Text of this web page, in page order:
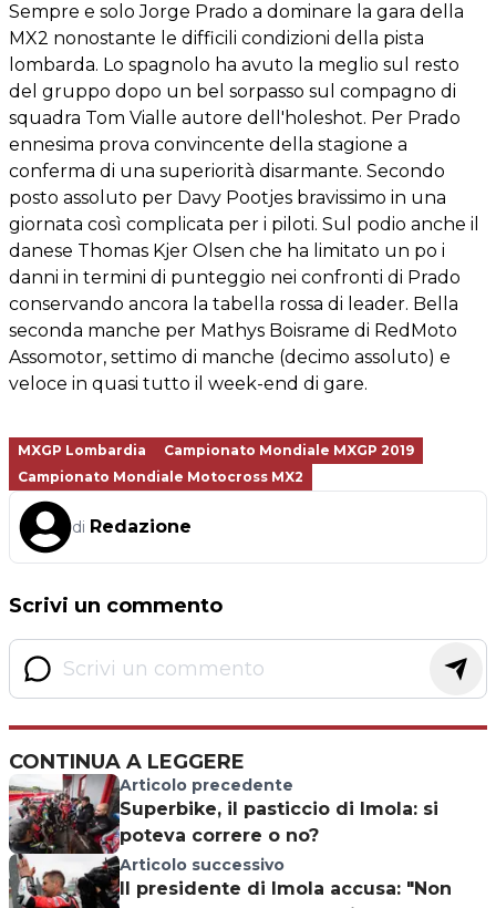
Sempre e solo Jorge Prado a dominare la gara della
MX2 nonostante le difficili condizioni della pista
lombarda. Lo spagnolo ha avuto la meglio sul resto
del gruppo dopo un bel sorpasso sul compagno di
squadra Tom Vialle autore dell'holeshot. Per Prado
ennesima prova convincente della stagione a
conferma di una superiorità disarmante. Secondo
posto assoluto per Davy Pootjes bravissimo in una
giornata così complicata per i piloti. Sul podio anche il
danese Thomas Kjer Olsen che ha limitato un po i
danni in termini di punteggio nei confronti di Prado
conservando ancora la tabella rossa di leader. Bella
seconda manche per Mathys Boisrame di RedMoto
Assomotor, settimo di manche (decimo assoluto) e
veloce in quasi tutto il week-end di gare.
MXGP Lombardia
Campionato Mondiale MXGP 2019
Campionato Mondiale Motocross MX2
di Redazione
Scrivi un commento
CONTINUA A LEGGERE
Articolo precedente
Superbike, il pasticcio di Imola: si
poteva correre o no?
Articolo successivo
Il presidente di Imola accusa: "Non